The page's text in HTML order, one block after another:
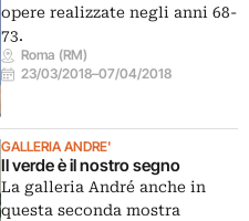
opere realizzate negli anni 68-
73.
Roma (RM)
23/03/2018–07/04/2018
GALLERIA ANDRE'
Il verde è il nostro segno
La galleria André anche in
questa seconda mostra